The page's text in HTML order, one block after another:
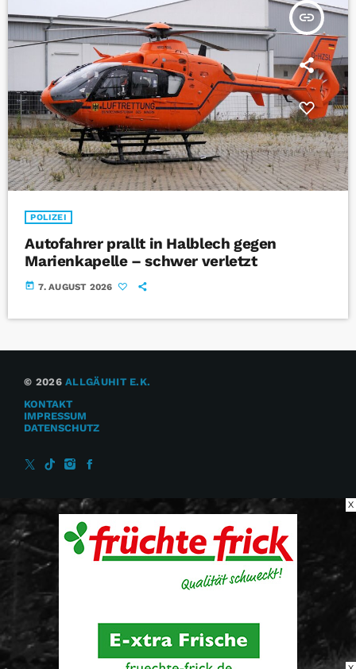
insert_link
POLIZEI
Autofahrer prallt in Halblech gegen
Marienkapelle – schwer verletzt
today 7. AUGUST 2026
© 2026ALLGÄUHIT E.K.
KONTAKT
IMPRESSUM
DATENSCHUTZ
X